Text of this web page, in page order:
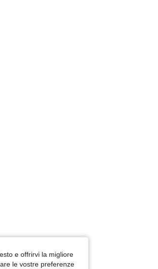
e offrirvi la migliore
le vostre preferenze